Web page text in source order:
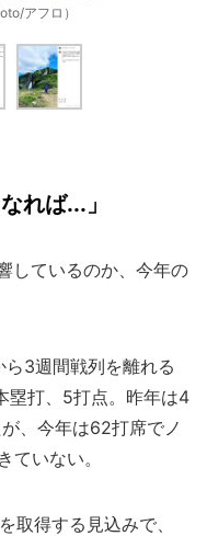
アフロ）
れば...」
しているのか、今年の
3週間戦列を離れる
塁打、5打点。昨年は4
、今年は62打席でノ
ていない。
取得する見込みで、